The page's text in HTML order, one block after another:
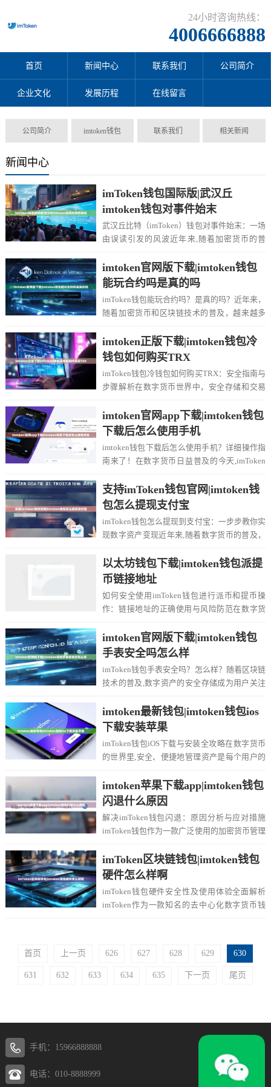
24小时咨询热线：
4006666888
首页 新闻中心 联系我们 公司简介
企业文化 发展历程 在线留言
公司简介 imtoken钱包 联系我们 相关新闻
新闻中心
imToken钱包国际版|武汉丘
imtoken钱包对事件始末
武汉丘比特（imToken）钱包对事件始末：一场
由误读引发的风波近年来,随着加密货币的普
imtoken官网版下载|imtoken钱包
能玩合约吗是真的吗
imToken钱包能玩合约吗？是真的吗？近年来，
随着加密货币和区块链技术的普及，越来越多
imtoken正版下载|imtoken钱包冷
钱包如何购买TRX
imToken钱包冷钱包如何购买TRX：安全指南与
步骤解析在数字货币世界中，安全存储和交易
imtoken官网app下载|imtoken钱包
下载后怎么使用手机
imtoken钱包下载后怎么使用手机？详细操作指
南来了！在数字货币日益普及的今天,imToken
支持imToken钱包官网|imtoken钱
包怎么提现支付宝
imToken钱包怎么提现到支付宝：一步步教你实
现数字资产变现近年来,随着数字货币的普及，
以太坊钱包下载|imtoken钱包派提
币链接地址
如何安全使用imToken钱包进行派币和提币操
作：链接地址的正确使用与风险防范在数字货
imtoken官网版下载|imtoken钱包
手表安全吗怎么样
imToken钱包手表安全吗？怎么样？随着区块链
技术的普及,数字资产的安全存储成为用户关注
imtoken最新钱包|imtoken钱包ios
下载安装苹果
imToken钱包iOS下载与安装全攻略在数字货币
的世界里,安全、便捷地管理资产是每个用户的
imtoken苹果下载app|imtoken钱包
闪退什么原因
解决imToken钱包闪退：原因分析与应对措施
imToken钱包作为一款广泛使用的加密货币管理
imToken区块链钱包|imtoken钱包
硬件怎么样啊
imToken钱包硬件安全性及使用体验全面解析
imToken作为一款知名的去中心化数字货币钱
首页 上一页 626 627 628 629 630
631 632 633 634 635 下一页 尾页
手机：15966888888
电话：010-8888999